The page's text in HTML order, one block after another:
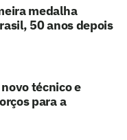
medalha
50 anos depois
técnico e
para a